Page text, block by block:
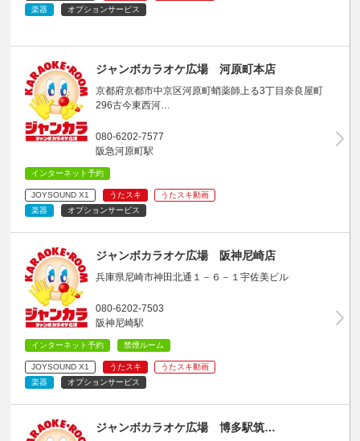
楽器
オプションサービス
ジャンボカラオケ広場 河原町本店
京都府京都市中京区河原町蛸薬師上る3丁目奈良屋町
296古今東西河…
080-6202-7577
阪急河原町駅
インターネット予約
JOYSOUND X1 うたスキ
うたスキ動画
楽器
オプションサービス
ジャンボカラオケ広場 阪神尼崎店
兵庫県尼崎市神田北通１－６－１宇佐美ビル
080-6202-7503
阪神尼崎駅
インターネット予約 禁煙ルーム
JOYSOUND X1 うたスキ
うたスキ動画
楽器
オプションサービス
ジャンボカラオケ広場 博多駅筑…